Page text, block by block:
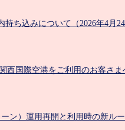
持ち込みについて（2026年4月
西国際空港をご利用のお客さま
ン）運用再開と利用時の新ル